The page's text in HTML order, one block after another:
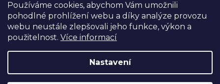
Používáme cookies, abychom Vám umožnili
pohodlné prohlížení webu a díky analýze provozu
webu neustále zlepšovali jeho funkce, výkon a
použitelnost. Více informací
Nastavení
Prodejna
Vytvořil Shoptet| NakódovalShopcode
Copyright 2026Tapety Metro Florenc. Všechna práva
vyhrazena.